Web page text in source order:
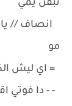
تبقن يمي
انصاف //
مو
= اي ليش
- - دا فوتي